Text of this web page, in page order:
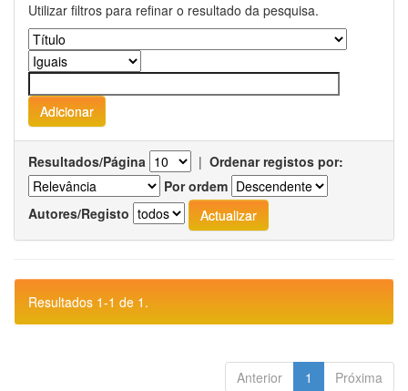
Utilizar filtros para refinar o resultado da pesquisa.
Resultados/Página | Ordenar registos por:
Por ordem
Autores/Registo
Resultados 1-1 de 1.
Anterior 1 Próxima